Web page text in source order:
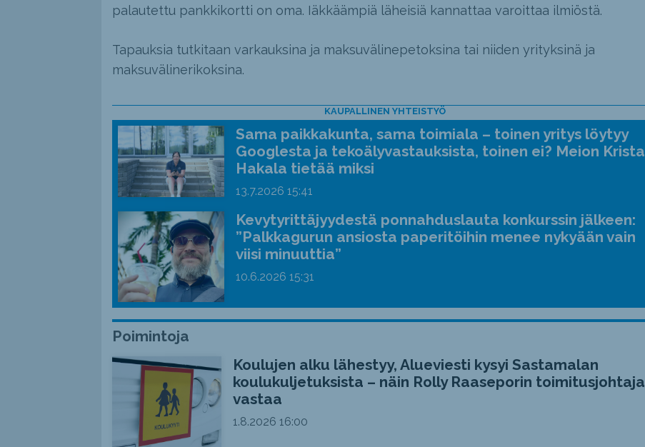
palautettu pankkikortti on oma. Iäkkäämpiä läheisiä kannattaa varoittaa ilmiöstä.
Tapauksia tutkitaan varkauksina ja maksuvälinepetoksina tai niiden yrityksinä ja
maksuvälinerikoksina.
KAUPALLINEN YHTEISTYÖ
Sama paikkakunta, sama toimiala – toinen yritys löytyy
Googlesta ja tekoälyvastauksista, toinen ei? Meion Krista
Hakala tietää miksi
13.7.2026 15:41
Kevytyrittäjyydestä ponnahduslauta konkurssin jälkeen:
”Palkkagurun ansiosta paperitöihin menee nykyään vain
viisi minuuttia”
10.6.2026 15:31
Poimintoja
Koulujen alku lähestyy, Alueviesti kysyi Sastamalan
koulukuljetuksista – näin Rolly Raaseporin toimitusjohtaja
vastaa
1.8.2026 16:00